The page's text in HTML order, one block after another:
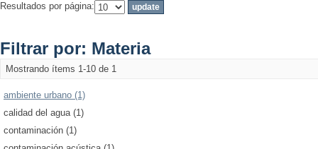
Resultados por página:
Filtrar por: Materia
Mostrando ítems 1-10 de 1
ambiente urbano (1)
calidad del agua (1)
contaminación (1)